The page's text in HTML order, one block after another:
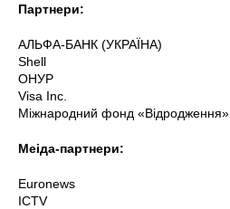
Партнери:
АЛЬФА-БАНК (УКРАЇНА)
Shell
ОНУР
Visa Inc.
Міжнародний фонд «Відродження»
Меіда-партнери:
Euronews
ICTV